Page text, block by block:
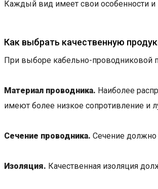
Каждый вид имеет свои особенности и
Как выбрать качественную
При выборе кабельно-проводниковой
Материал проводника. Наиболее
имеют более низкое сопротивление и
Сечение проводника. Сечение должно
Изоляция. Качественная изоляция